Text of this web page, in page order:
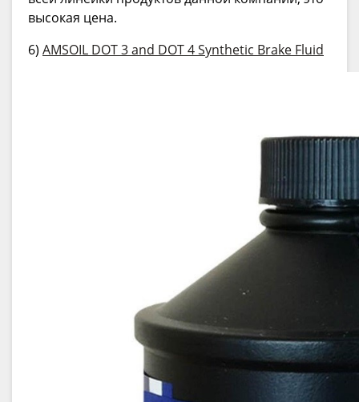
высокая цена.
6) AMSOIL DOT 3 and DOT 4 Synthetic Brake Fluid